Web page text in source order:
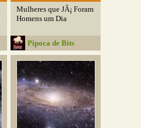
Mulheres que JÃ¡ Foram
Homens um Dia
Pipoca de Bits